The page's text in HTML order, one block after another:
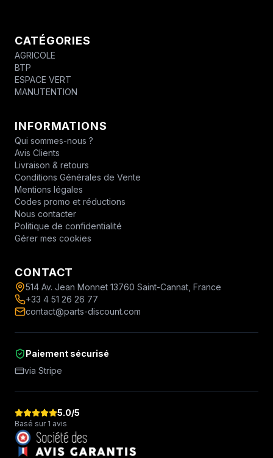
CATÉGORIES
AGRICOLE
BTP
ESPACE VERT
MANUTENTION
INFORMATIONS
Qui sommes-nous ?
Avis Clients
Livraison & retours
Conditions Générales de Vente
Mentions légales
Codes promo et réductions
Nous contacter
Politique de confidentialité
Gérer mes cookies
CONTACT
514 Av. Jean Monnet 13760 Saint-Cannat, France
+33 4 51 26 26 77
contact@parts-discount.com
Paiement sécurisé
via Stripe
5.0/5
Basé sur 1 avis